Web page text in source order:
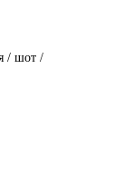
/ шот /